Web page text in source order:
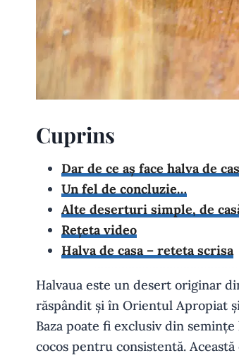
Cuprins
Dar de ce aș face halva de
Un fel de concluzie…
Alte deserturi simple, de
Rețeta video
Halva de casa – reteta scrisa
Halvaua este un desert originar
răspândit și în Orientul Apropiat
Baza poate fi exclusiv din
cocos pentru consistentă.